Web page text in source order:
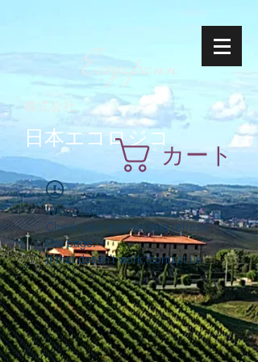
Ecoyapann
株式会社
日本エコロジコカート
Widget Didn’t Load
Check your internet and refresh
this page.
If that doesn’t work, contact us.